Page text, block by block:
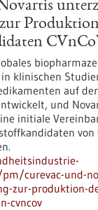
klinischen
auf der
und
initiale
von
curevac-und-
zur-produktion-
cvncov